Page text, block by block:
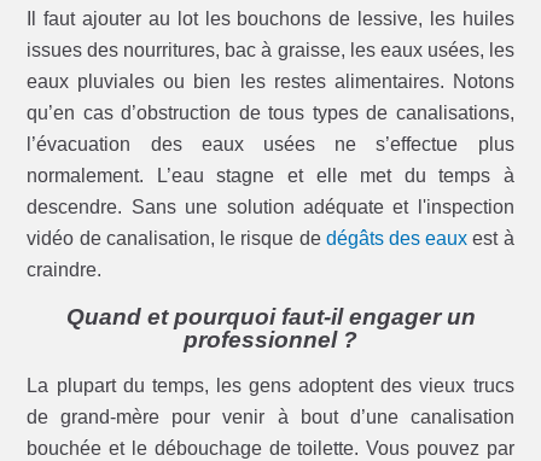
Il faut ajouter au lot les bouchons de lessive, les huiles
issues des nourritures, bac à graisse, les eaux usées, les
eaux pluviales ou bien les restes alimentaires. Notons
qu’en cas d’obstruction de tous types de canalisations,
l’évacuation des eaux usées ne s’effectue plus
normalement. L’eau stagne et elle met du temps à
descendre. Sans une solution adéquate et l'inspection
vidéo de canalisation, le risque de dégâts des eaux est à
craindre.
Quand et pourquoi faut-il engager un
professionnel ?
La plupart du temps, les gens adoptent des vieux trucs
de grand-mère pour venir à bout d’une canalisation
bouchée et le débouchage de toilette. Vous pouvez par